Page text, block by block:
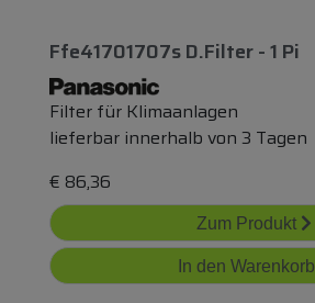
Ffe41701707s D.filter - 1 Pi
Filter für Klimaanlagen
lieferbar innerhalb von 3 Tagen
€ 86,36
Zum Produkt
In den Warenkorb